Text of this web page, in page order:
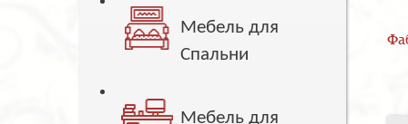
Мебель для
Спальни
Мебель для